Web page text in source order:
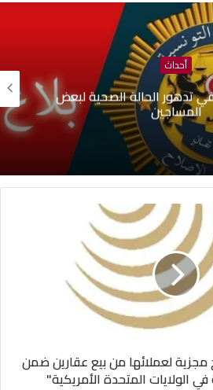
أحداث
تدهور الحالة الصحية لبعض
المساجين
مجزية لعملائها من بيع عقارين ضمن
الولايات المتحدة الأمريكية"